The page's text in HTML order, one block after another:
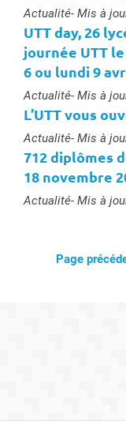
Type :
Actualité- Mis à
UTT day, 26
journée UTT
6 ou lundi 9
Type :
Actualité- Mis à
L’UTT vous
Type :
Actualité- Mis à
712 diplômes
18 novembre
Type :
Actualité- Mis à
Page